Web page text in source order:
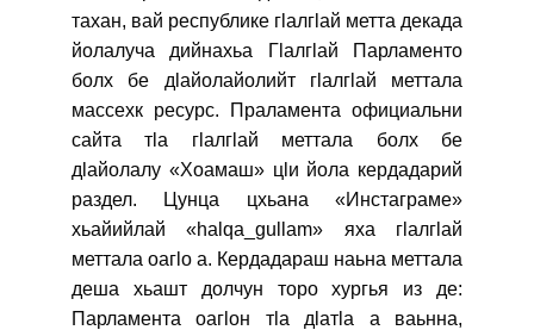
тахан, вай республике гӏалгӏай метта декада
йолалуча дийнахьа Гӏалгӏай Парламенто
болх бе дӏайолайолийт гӏалгӏай меттала
массехк ресурс. Праламента официальни
сайта тӏа гӏалгӏай меттала болх бе
дӏайолалу «Хоамаш» цӏи йола кердадарий
раздел. Цунца цхьана «Инстаграме»
хьайийлай «halqa_gullam» яха гӏалгӏай
меттала оагӏо а. Кердадараш наьна меттала
деша хьашт долчун торо хургья из де:
Парламента оагӏон тӏа дӏатӏа а ваьнна,